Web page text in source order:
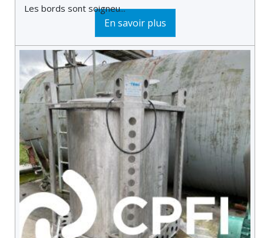
En savoir plus
Les bords sont soigneu...